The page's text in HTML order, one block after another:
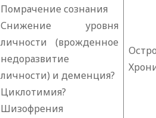
Помрачение сознания
Снижение уровня
личности (врожденное
недоразвитие
личности) и деменция?
Циклотимия?
Шизофрения